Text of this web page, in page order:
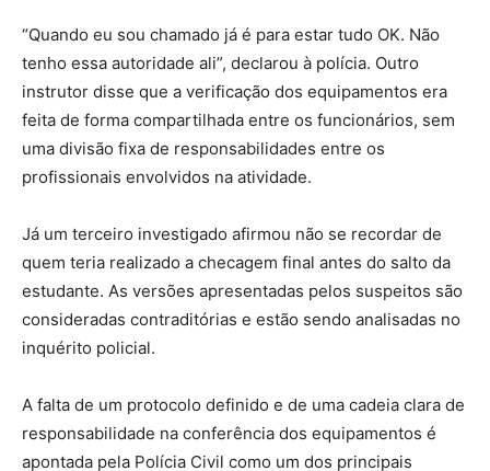
“Quando eu sou chamado já é para estar tudo OK. Não
tenho essa autoridade ali”, declarou à polícia. Outro
instrutor disse que a verificação dos equipamentos era
feita de forma compartilhada entre os funcionários, sem
uma divisão fixa de responsabilidades entre os
profissionais envolvidos na atividade.
Já um terceiro investigado afirmou não se recordar de
quem teria realizado a checagem final antes do salto da
estudante. As versões apresentadas pelos suspeitos são
consideradas contraditórias e estão sendo analisadas no
inquérito policial.
A falta de um protocolo definido e de uma cadeia clara de
responsabilidade na conferência dos equipamentos é
apontada pela Polícia Civil como um dos principais